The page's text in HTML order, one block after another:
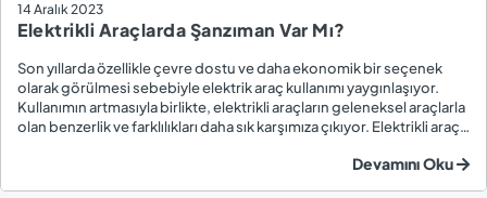
14 Aralık 2023
Elektrikli Araçlarda Şanzıman Var Mı?
Son yıllarda özellikle çevre dostu ve daha ekonomik bir seçenek
olarak görülmesi sebebiyle elektrik araç kullanımı yaygınlaşıyor.
Kullanımın artmasıyla birlikte, elektrikli araçların geleneksel araçlarla
olan benzerlik ve farklılıkları daha sık karşımıza çıkıyor. Elektrikli araç
Devamını Oku